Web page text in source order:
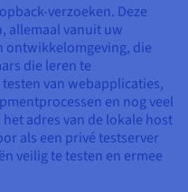
verzoeken. Deze
allemaal vanuit uw
ontwikkelomgeving, die
die leren te
van webapplicaties,
en nog veel
adres van de lokale host
als een privé testserver
veilig te testen en ermee